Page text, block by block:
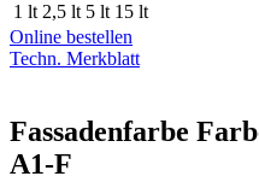
1 lt 2,5 lt 5 lt 15 lt
Online bestellen
Techn. Merkblatt
Fassadenfarbe
A1-F